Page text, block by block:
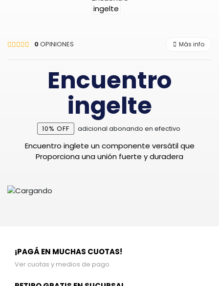
0OPINIONES Más info
Encuentro
ingelte
10% OFF adicional abonando en efectivo
Encuentro inglete un componente versátil que
Proporciona una unión fuerte y duradera
¡PAGÁ EN MUCHAS CUOTAS!
Ver cuotas y medios de pago